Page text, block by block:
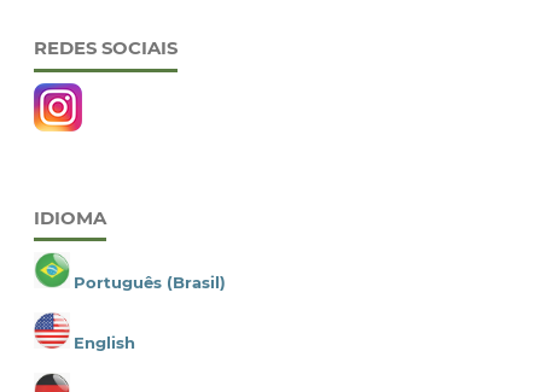
REDES SOCIAIS
IDIOMA
Português (Brasil)
English